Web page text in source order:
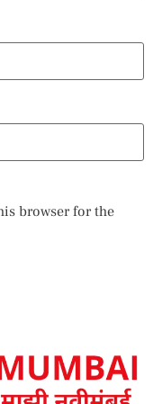
browser for the